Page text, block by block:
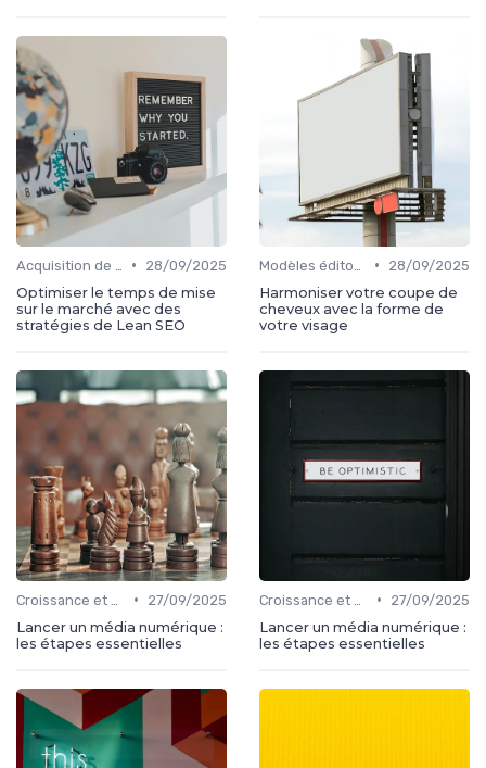
•
28/09/2025
Optimiser le temps de mise
sur le marché avec des
stratégies de Lean SEO
•
28/09/2025
Harmoniser votre coupe de
cheveux avec la forme de
votre visage
•
27/09/2025
Lancer un média numérique :
les étapes essentielles
•
27/09/2025
Lancer un média numérique :
les étapes essentielles